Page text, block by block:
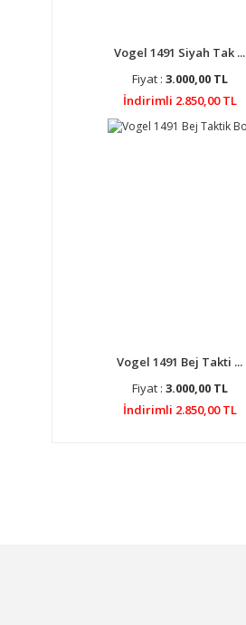
Vogel 1491 Siyah Tak ...
Fiyat : 3.000,00 TL
İndirimli 2.850,00 TL
Vogel 1491 Bej Takti ...
Fiyat : 3.000,00 TL
İndirimli 2.850,00 TL